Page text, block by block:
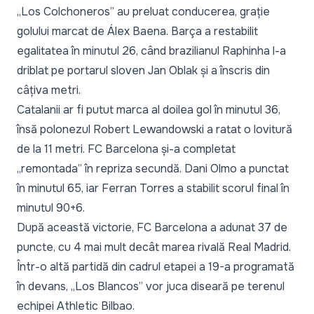
„Los Colchoneros” au preluat conducerea, grație
golului marcat de Álex Baena. Barça a restabilit
egalitatea în minutul 26, când brazilianul Raphinha l-a
driblat pe portarul sloven Jan Oblak și a înscris din
câțiva metri.
Catalanii ar fi putut marca al doilea gol în minutul 36,
însă polonezul Robert Lewandowski a ratat o lovitură
de la 11 metri. FC Barcelona și-a completat
„remontada” în repriza secundă. Dani Olmo a punctat
în minutul 65, iar Ferran Torres a stabilit scorul final în
minutul 90+6.
După această victorie, FC Barcelona a adunat 37 de
puncte, cu 4 mai mult decât marea rivală Real Madrid.
Într-o altă partidă din cadrul etapei a 19-a programată
în devans, „Los Blancos” vor juca diseară pe terenul
echipei Athletic Bilbao.